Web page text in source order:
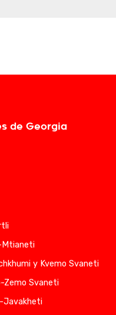
de Georgia
y Kvemo Svaneti
Zemo Svaneti
Javakheti